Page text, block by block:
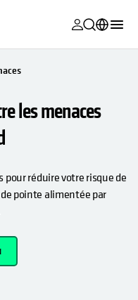
s’ouvre
s’ouvre
Alta
s’ouvre
s’ouvre
produit
s’ouvre
s’ouvre
s’ouvre
s’ouvre
Deutsch (Germany)
Português (Brazil)
les menaces
réduire votre risque de
pointe alimentée par